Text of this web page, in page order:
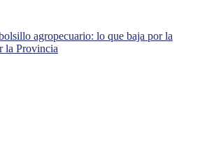
agropecuario: lo que baja por la
la Provincia